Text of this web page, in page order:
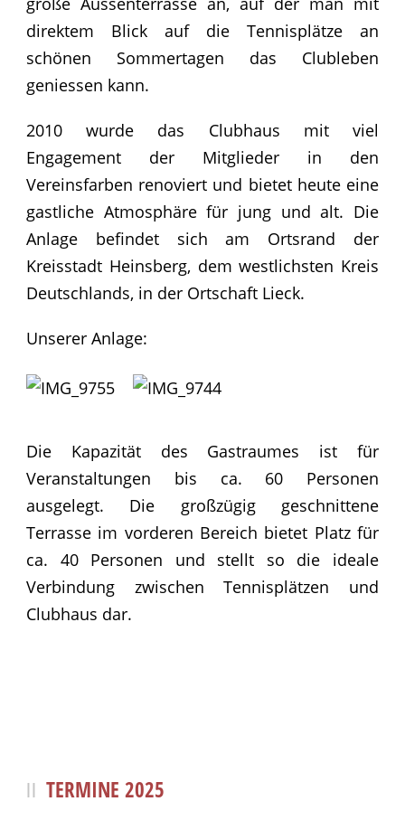
direktem Blick auf die Tennisplätze an
schönen Sommertagen das Clubleben
geniessen kann.
2010 wurde das Clubhaus mit viel
Engagement der Mitglieder in den
Vereinsfarben renoviert und bietet heute eine
gastliche Atmosphäre für jung und alt. Die
Anlage befindet sich am Ortsrand der
Kreisstadt Heinsberg, dem westlichsten Kreis
Deutschlands, in der Ortschaft Lieck.
Unserer Anlage:
Die Kapazität des Gastraumes ist für
Veranstaltungen bis ca. 60 Personen
ausgelegt. Die großzügig geschnittene
Terrasse im vorderen Bereich bietet Platz für
ca. 40 Personen und stellt so die ideale
Verbindung zwischen Tennisplätzen und
Clubhaus dar.
TERMINE 2025